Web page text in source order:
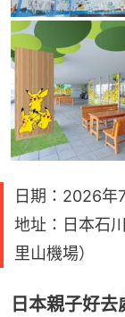
日期：2026年
地址：日本石
里山機場）
日本親子好